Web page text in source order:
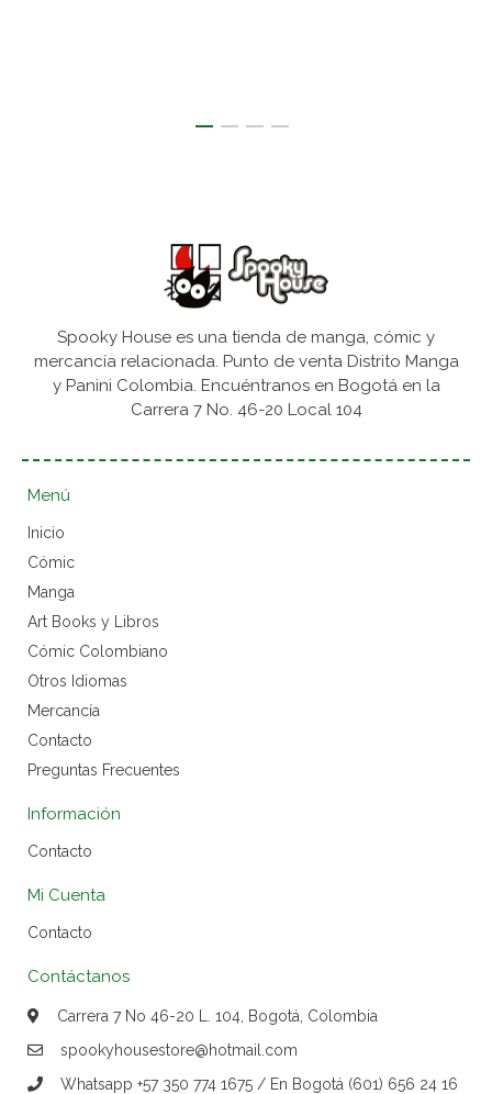
Spooky House es una tienda de manga, cómic y
mercancía relacionada. Punto de venta Distrito Manga
y Panini Colombia. Encuéntranos en Bogotá en la
Carrera 7 No. 46-20 Local 104
Menú
Inicio
Cómic
Manga
Art Books y Libros
Cómic Colombiano
Otros Idiomas
Mercancía
Contacto
Preguntas Frecuentes
Información
Contacto
Mi Cuenta
Contacto
Contáctanos
Carrera 7 No 46-20 L. 104, Bogotá, Colombia
spookyhousestore@hotmail.com
Whatsapp +57 350 774 1675 / En Bogotá (601) 656 24 16